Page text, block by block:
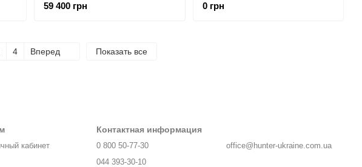
TCX70 HUNTER RP11-8-
59 400 грн
0 грн
4 Вперед Показать все
кабинет
Контактная информация
0 800 50-77-30
044 393-30-10
office@hunter-ukraine.com.ua